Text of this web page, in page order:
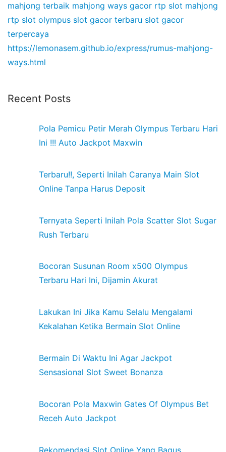
mahjong terbaik mahjong ways gacor rtp slot mahjong
rtp slot olympus slot gacor terbaru slot gacor
terpercaya
https://lemonasem.github.io/express/rumus-mahjong-
ways.html
Recent Posts
Pola Pemicu Petir Merah Olympus Terbaru Hari
Ini !!! Auto Jackpot Maxwin
Terbaru!!, Seperti Inilah Caranya Main Slot
Online Tanpa Harus Deposit
Ternyata Seperti Inilah Pola Scatter Slot Sugar
Rush Terbaru
Bocoran Susunan Room x500 Olympus
Terbaru Hari Ini, Dijamin Akurat
Lakukan Ini Jika Kamu Selalu Mengalami
Kekalahan Ketika Bermain Slot Online
Bermain Di Waktu Ini Agar Jackpot
Sensasional Slot Sweet Bonanza
Bocoran Pola Maxwin Gates Of Olympus Bet
Receh Auto Jackpot
Rekomendasi Slot Online Yang Bagus